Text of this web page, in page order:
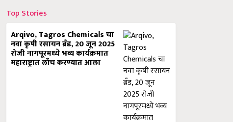
Top Stories
Arqivo, Tagros Chemicals चा
नवा कृषी रसायन ब्रँड, 20 जून 2025
रोजी नागपूरमध्ये भव्य कार्यक्रमात
महाराष्ट्रात लाँच करण्यात आला